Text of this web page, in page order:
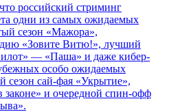
российский стриминг
одни из самых ожидаемых
сезон «Мажора»,
«Зовите Витю!», лучший
— «Паша» и даже кибер-
особо ожидаемых
сезон сай-фая «Укрытие»,
и очередной спин-офф